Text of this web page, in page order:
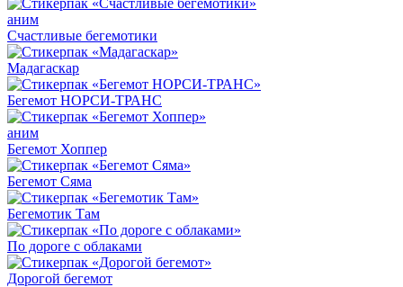
аним
Счастливые бегемотики
Мадагаскар
Бегемот НОРСИ-ТРАНС
аним
Бегемот Хоппер
Бегемот Сяма
Бегемотик Там
По дороге с облаками
Дорогой бегемот